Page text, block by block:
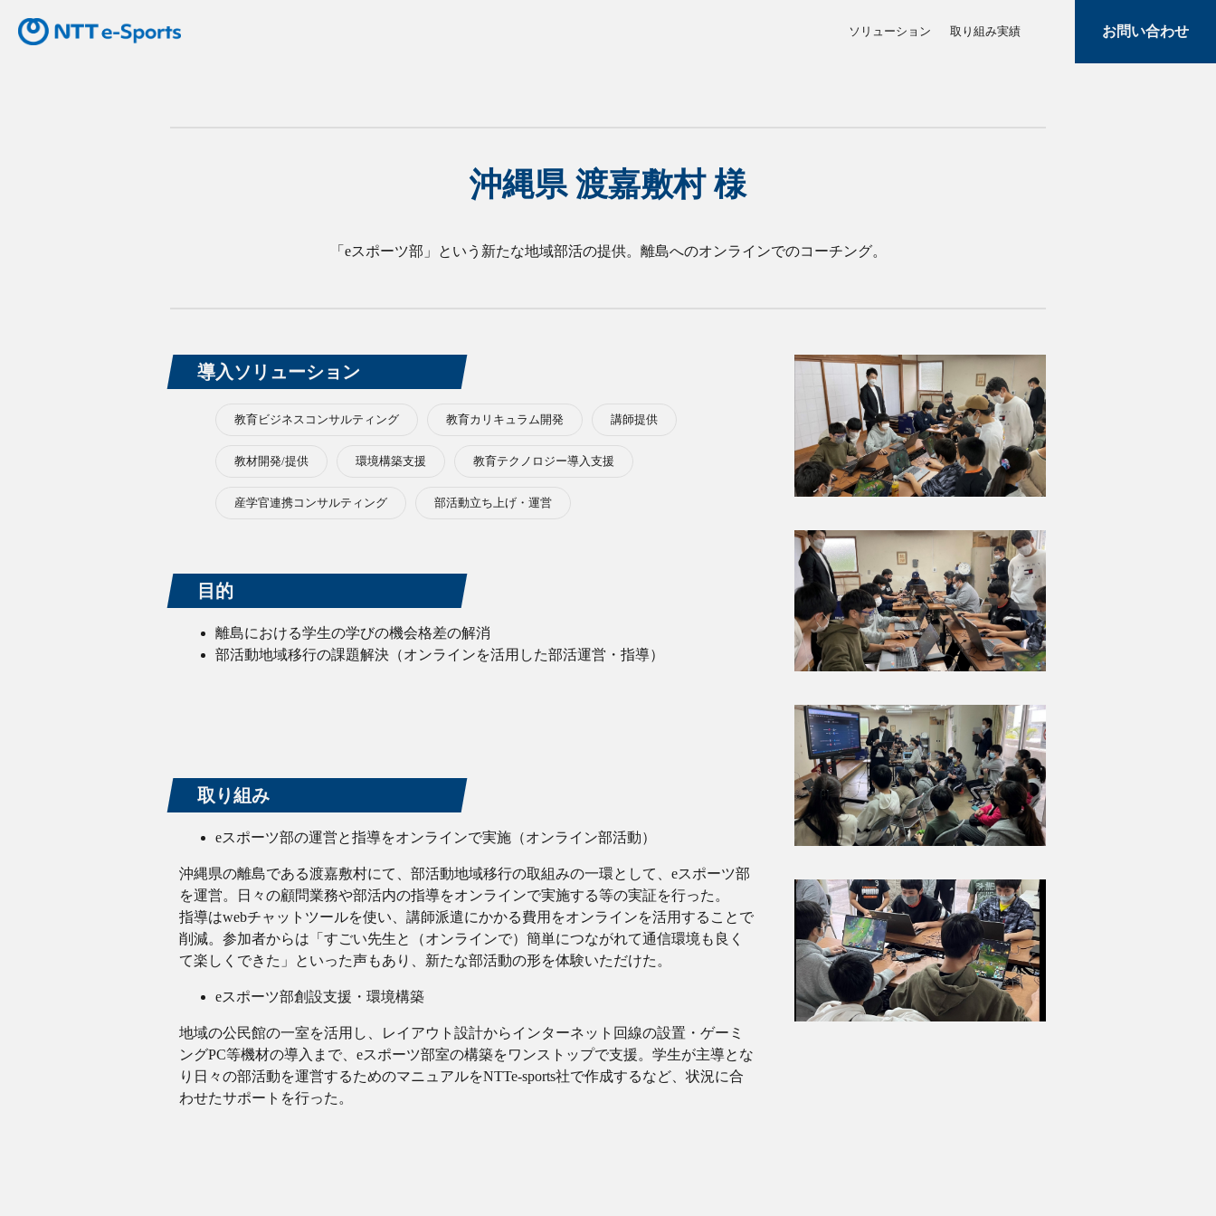
ソリューション 取り組み実績 お問い合わせ
沖縄県 渡嘉敷村 様
「eスポーツ部」という新たな地域部活の提供。離島へのオンラインでのコーチング。
導入ソリューション
教育ビジネスコンサルティング 教育カリキュラム開発 講師提供
教材開発/提供 環境構築支援 教育テクノロジー導入支援
産学官連携コンサルティング 部活動立ち上げ・運営
目的
離島における学生の学びの機会格差の解消
部活動地域移行の課題解決（オンラインを活用した部活運営・指導）
取り組み
eスポーツ部の運営と指導をオンラインで実施（オンライン部活動）
沖縄県の離島である渡嘉敷村にて、部活動地域移行の取組みの一環として、eスポーツ部
を運営。日々の顧問業務や部活内の指導をオンラインで実施する等の実証を行った。
指導はwebチャットツールを使い、講師派遣にかかる費用をオンラインを活用することで
削減。参加者からは「すごい先生と（オンラインで）簡単につながれて通信環境も良く
て楽しくできた」といった声もあり、新たな部活動の形を体験いただけた。
eスポーツ部創設支援・環境構築
地域の公民館の一室を活用し、レイアウト設計からインターネット回線の設置・ゲーミ
ングPC等機材の導入まで、eスポーツ部室の構築をワンストップで支援。学生が主導とな
り日々の部活動を運営するためのマニュアルをNTTe-sports社で作成するなど、状況に合
わせたサポートを行った。